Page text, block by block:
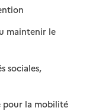
: disponible
: non disponible
maintenir le
sociales,
pour la mobilité